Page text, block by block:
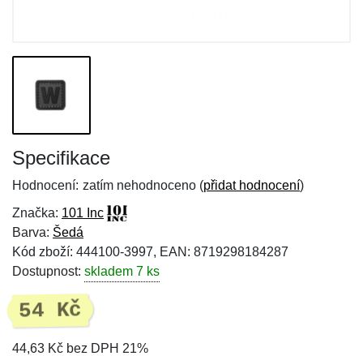
Specifikace
Hodnocení: zatím nehodnoceno (přidat hodnocení)
Značka: 101 Inc
Barva: Šedá
Kód zboží: 444100-3997, EAN: 8719298184287
Dostupnost: skladem 7 ks
54 Kč
44,63 Kč bez DPH 21%